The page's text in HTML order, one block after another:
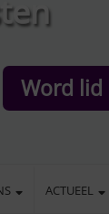
Word lid
ACTUEEL